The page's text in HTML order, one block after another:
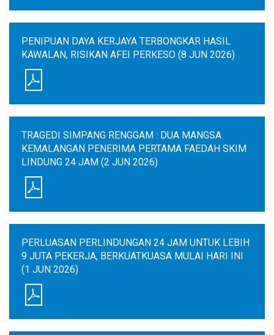
PENIPUAN DAYA KERJAYA TERBONGKAR HASIL
KAWALAN, RISIKAN AFEI PERKESO (8 JUN 2026)
TRAGEDI SIMPANG RENGGAM : DUA MANGSA
KEMALANGAN PENERIMA PERTAMA FAEDAH SKIM
LINDUNG 24 JAM (2 JUN 2026)
PERLUASAN PERLINDUNGAN 24 JAM UNTUK LEBIH
9 JUTA PEKERJA, BERKUATKUASA MULAI HARI INI
(1 JUN 2026)